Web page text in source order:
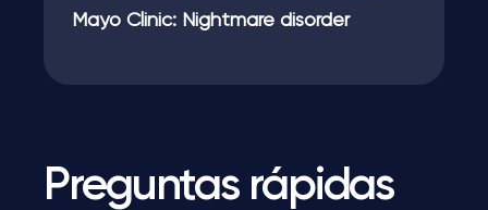
Mayo Clinic: Nightmare disorder
Preguntas rápidas